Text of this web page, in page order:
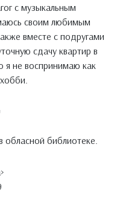
с музыкальным
своим любимым
вместе с подругами
сдачу квартир в
я не воспринимаю как
библиотеке.